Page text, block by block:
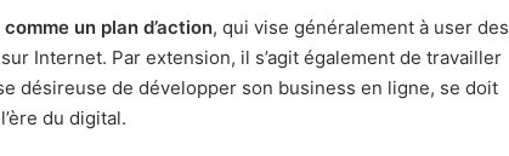
un plan d’action, qui vise généralement à user des
Internet. Par extension, il s’agit également de travailler
désireuse de développer son business en ligne, se doit
du digital.